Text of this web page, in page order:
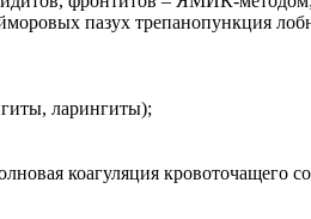
пазух трепанопункция
ларингиты);
коагуляция кровоточащего